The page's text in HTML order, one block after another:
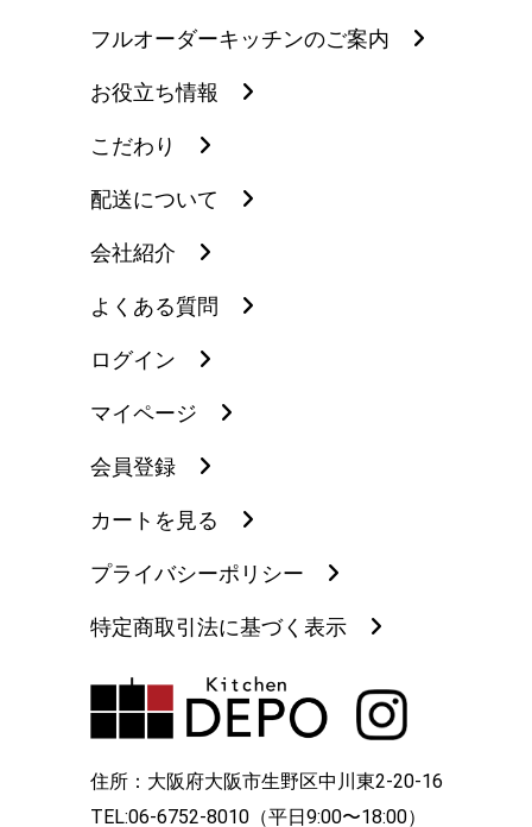
住所：大阪府大阪市生野区中川東2-20-16
TEL:06-6752-8010（平日9:00〜18:00）
フルオーダーキッチンのご案内
お役立ち情報
こだわり
配送について
会社紹介
よくある質問
ログイン
マイページ
会員登録
カートを見る
プライバシーポリシー
特定商取引法に基づく表示